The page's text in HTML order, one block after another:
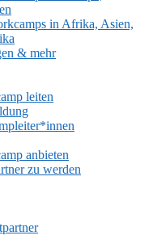
in Afrika, Asien,
& mehr
leiten
anbieten
zu werden